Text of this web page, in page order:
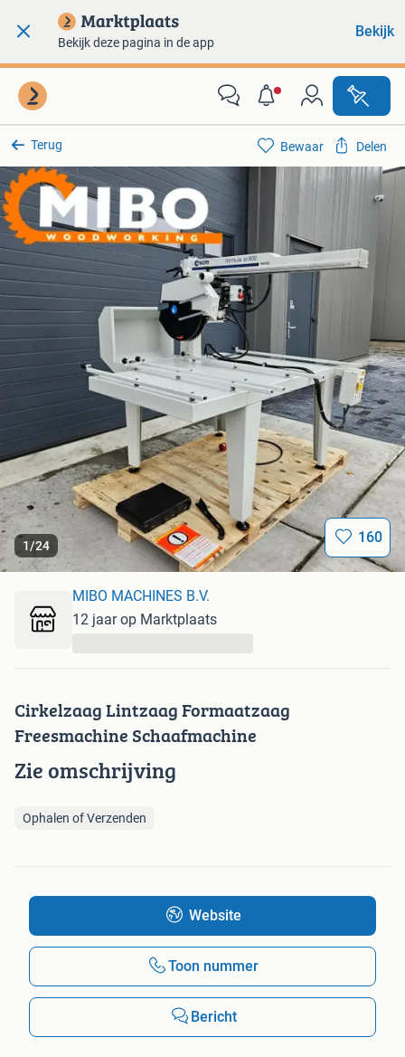
Bekijk deze pagina in de app
Bekijk
Terug
1/24 160
Bewaar Delen
Cirkelzaag Lintzaag Formaatzaag
Freesmachine Schaafmachine
Zie omschrijving
Ophalen of Verzenden
MIBO MACHINES B.V.
12 jaar op Marktplaats
Website
Toon nummer
Bericht